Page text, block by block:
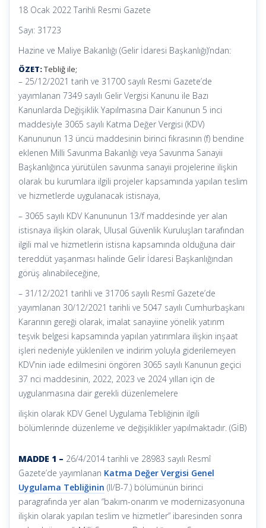
18 Ocak 2022 Tarihli Resmi Gazete
Sayı: 31723
Hazine ve Maliye Bakanlığı (Gelir İdaresi Başkanlığı)’ndan:
ÖZET:Tebliğ ile;
– 25/12/2021 tarih ve 31700 sayılı Resmi Gazete’de
yayımlanan 7349 sayılı Gelir Vergisi Kanunu ile Bazı
Kanunlarda Değişiklik Yapılmasına Dair Kanunun 5 inci
maddesiyle 3065 sayılı Katma Değer Vergisi (KDV)
Kanununun 13 üncü maddesinin birinci fıkrasının (f) bendine
eklenen Milli Savunma Bakanlığı veya Savunma Sanayii
Başkanlığınca yürütülen savunma sanayii projelerine ilişkin
olarak bu kurumlara ilgili projeler kapsamında yapılan teslim
ve hizmetlerde uygulanacak istisnaya,
– 3065 sayılı KDV Kanununun 13/f maddesinde yer alan
istisnaya ilişkin olarak, Ulusal Güvenlik Kuruluşları tarafından
ilgili mal ve hizmetlerin istisna kapsamında olduğuna dair
tereddüt yaşanması halinde Gelir İdaresi Başkanlığından
görüş alınabileceğine,
– 31/12/2021 tarihli ve 31706 sayılı Resmî Gazete’de
yayımlanan 30/12/2021 tarihli ve 5047 sayılı Cumhurbaşkanı
Kararının gereği olarak, imalat sanayiine yönelik yatırım
teşvik belgesi kapsamında yapılan yatırımlara ilişkin inşaat
işleri nedeniyle yüklenilen ve indirim yoluyla giderilemeyen
KDV’nin iade edilmesini öngören 3065 sayılı Kanunun geçici
37 nci maddesinin, 2022, 2023 ve 2024 yılları için de
uygulanmasına dair gerekli düzenlemelere
ilişkin olarak KDV Genel Uygulama Tebliğinin ilgili
bölümlerinde düzenleme ve değişiklikler yapılmaktadır. (GİB)
MADDE 1 – 26/4/2014 tarihli ve 28983 sayılı Resmî
Gazete’de yayımlanan Katma Değer Vergisi Genel
Uygulama Tebliğinin (II/B-7.) bölümünün birinci
paragrafında yer alan “bakım-onarım ve modernizasyonuna
ilişkin olarak yapılan teslim ve hizmetler” ibaresinden sonra